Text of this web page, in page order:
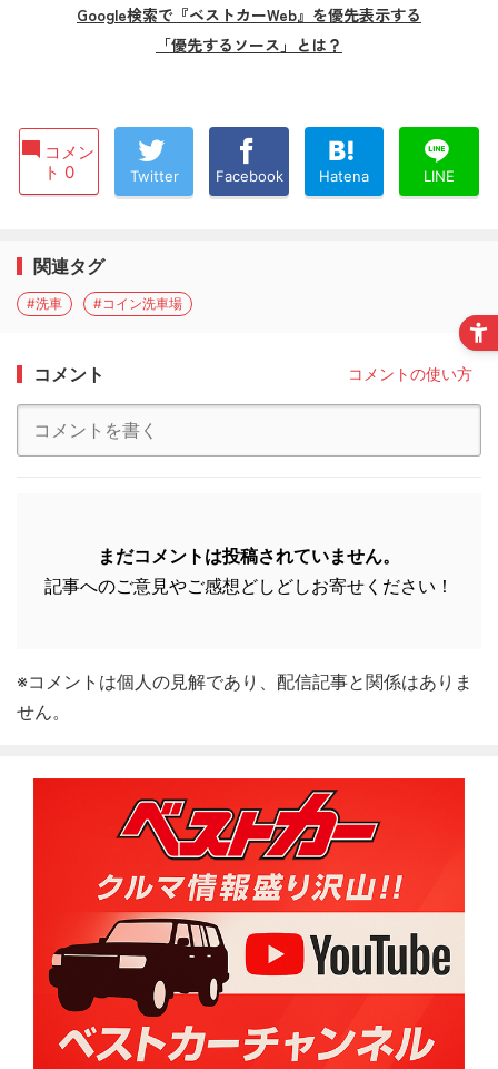
Google検索で『ベストカーWeb』を優先表示する
「優先するソース」とは？
コメン
ト 0
Twitter Facebook Hatena LINE
関連タグ
#洗車 #コイン洗車場
コメント コメントの使い方
まだコメントは投稿されていません。
記事へのご意見やご感想どしどしお寄せください！
※コメントは個人の見解であり、配信記事と関係はありま
せん。